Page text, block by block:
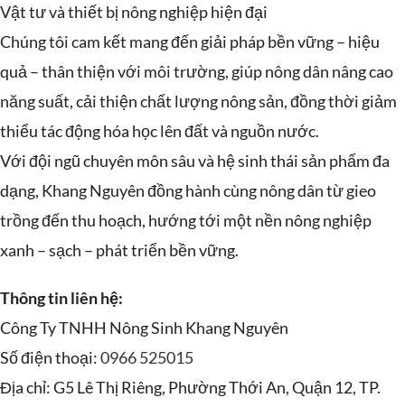
Vật tư và thiết bị nông nghiệp hiện đại
Chúng tôi cam kết mang đến giải pháp bền vững – hiệu
quả – thân thiện với môi trường, giúp nông dân nâng cao
năng suất, cải thiện chất lượng nông sản, đồng thời giảm
thiểu tác động hóa học lên đất và nguồn nước.
Với đội ngũ chuyên môn sâu và hệ sinh thái sản phẩm đa
dạng, Khang Nguyên đồng hành cùng nông dân từ gieo
trồng đến thu hoạch, hướng tới một nền nông nghiệp
xanh – sạch – phát triển bền vững.
Thông tin liên hệ:
Công Ty TNHH Nông Sinh Khang Nguyên
Số điện thoại:0966 525015
Địa chỉ: G5 Lê Thị Riêng, Phường Thới An, Quận 12, TP.